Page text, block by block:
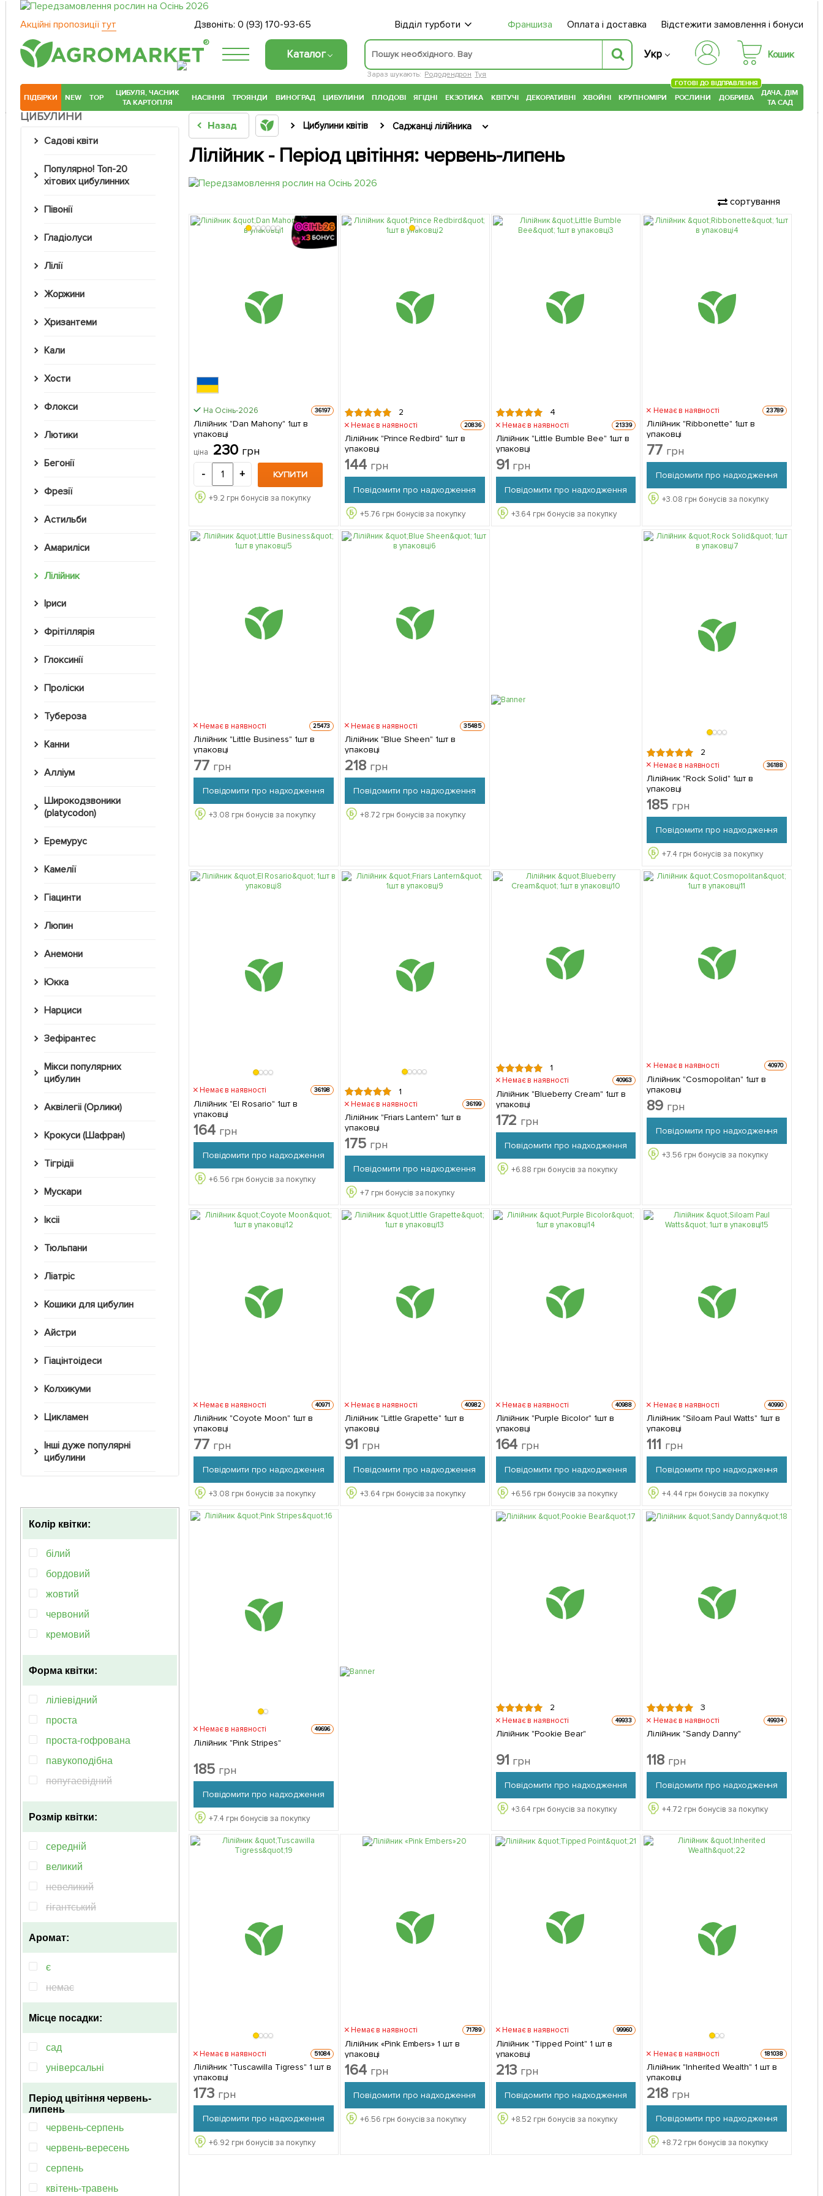
Акційні пропозиції тут Дзвоніть: 0 (93) 170-93-65 Відділ турботи Франшиза Оплата і доставка Відстежити замовлення і бонуси
®
Каталог
Зараз шукають: Рододендрон Туя
Укр Кошик
ПІДБІРКИ NEW TOP
ЦИБУЛЯ, ЧАСНИК
ТА КАРТОПЛЯ
НАСІННЯ ТРОЯНДИ ВИНОГРАД ЦИБУЛИНИ ПЛОДОВІ ЯГІДНІ ЕКЗОТИКА КВІТУЧІ ДЕКОРАТИВНІ ХВОЙНІ КРУПНОМІРИ РОСЛИНИ
ГОТОВІ ДО ВІДПРАВЛЕННЯ
ДОБРИВА
ДАЧА, ДІМ
ТА САД
ЦИБУЛИНИ
Садові квіти
Популярно! Топ-20
хітових цибулинних
Півонії
Гладіолуси
Лілії
Жоржини
Хризантеми
Кали
Хости
Флокси
Лютики
Бегонії
Фрезії
Астильби
Амариліси
Лілійник
Іриси
Фрітіллярія
Глоксинії
Проліски
Тубероза
Канни
Алліум
Широкодзвоники
(platycodon)
Еремурус
Камелії
Гіацинти
Люпин
Анемони
Юкка
Нарциси
Зефірантес
Мікси популярних
цибулин
Аквілегіі (Орлики)
Крокуси (Шафран)
Тігрідіі
Мускари
Іксіі
Тюльпани
Ліатріс
Кошики для цибулин
Айстри
Гіацінтоідеси
Колхикуми
Цикламен
Інші дуже популярні
цибулини
Колір квітки:
білий
бордовий
жовтий
червоний
кремовий
лососевий
рiзнобарвний
помаранчевий
фіолетовий
зелений
Форма квітки:
ліліевідний
проста
проста-гофрована
павукоподiбна
попугаевiдний
махрова
гофрована
трубчаста
махрова-гофрована
напівмахрова
Розмір квітки:
середній
великий
невеликий
гігантський
Аромат:
є
немає
Місце посадки:
сад
універсальні
Період цвітіння червень-
липень
червень-серпень
червень-вересень
серпень
квітень-травень
Назад Цибулини квітів Саджанці лілійника
Лілійник - Період цвітіння: червень-липень
сортування
На Осінь-2026 36197
Лілійник "Dan Mahony" 1шт в
упаковці
ціна 230 грн
- + КУПИТИ
+9.2 грн бонусів за покупку
2
Немає в наявності 20836
Лілійник "Prince Redbird" 1шт в
упаковці
144 грн
Повідомити про надходження
+5.76 грн бонусів за покупку
4
Немає в наявності 21339
Лілійник "Little Bumble Bee" 1шт в
упаковці
91 грн
Повідомити про надходження
+3.64 грн бонусів за покупку
Немає в наявності 23789
Лілійник "Ribbonette" 1шт в
упаковці
77 грн
Повідомити про надходження
+3.08 грн бонусів за покупку
Немає в наявності 25473
Лілійник "Little Business" 1шт в
упаковці
77 грн
Повідомити про надходження
+3.08 грн бонусів за покупку
Немає в наявності 35485
Лілійник "Blue Sheen" 1шт в
упаковці
218 грн
Повідомити про надходження
+8.72 грн бонусів за покупку
2
Немає в наявності 36188
Лілійник "Rock Solid" 1шт в
упаковці
185 грн
Повідомити про надходження
+7.4 грн бонусів за покупку
Немає в наявності 36198
Лілійник "El Rosario" 1шт в
упаковці
164 грн
Повідомити про надходження
+6.56 грн бонусів за покупку
1
Немає в наявності 36199
Лілійник "Friars Lantern" 1шт в
упаковці
175 грн
Повідомити про надходження
+7 грн бонусів за покупку
1
Немає в наявності 40963
Лілійник "Blueberry Cream" 1шт в
упаковці
172 грн
Повідомити про надходження
+6.88 грн бонусів за покупку
Немає в наявності 40970
Лілійник "Cosmopolitan" 1шт в
упаковці
89 грн
Повідомити про надходження
+3.56 грн бонусів за покупку
Немає в наявності 40971
Лілійник "Coyote Moon" 1шт в
упаковці
77 грн
Повідомити про надходження
+3.08 грн бонусів за покупку
Немає в наявності 40982
Лілійник "Little Grapette" 1шт в
упаковці
91 грн
Повідомити про надходження
+3.64 грн бонусів за покупку
Немає в наявності 40988
Лілійник "Purple Bicolor" 1шт в
упаковці
164 грн
Повідомити про надходження
+6.56 грн бонусів за покупку
Немає в наявності 40990
Лілійник "Siloam Paul Watts" 1шт в
упаковці
111 грн
Повідомити про надходження
+4.44 грн бонусів за покупку
Немає в наявності 49696
Лілійник "Pink Stripes"
185 грн
Повідомити про надходження
+7.4 грн бонусів за покупку
2
Немає в наявності 49933
Лілійник "Pookie Bear"
91 грн
Повідомити про надходження
+3.64 грн бонусів за покупку
3
Немає в наявності 49934
Лілійник "Sandy Danny"
118 грн
Повідомити про надходження
+4.72 грн бонусів за покупку
Немає в наявності 51084
Лілійник "Tuscawilla Tigress" 1 шт в
упаковці
173 грн
Повідомити про надходження
+6.92 грн бонусів за покупку
Немає в наявності 71789
Лілійник «Pink Embers» 1 шт в
упаковці
164 грн
Повідомити про надходження
+6.56 грн бонусів за покупку
Немає в наявності 99960
Лілійник "Tipped Point" 1 шт в
упаковці
213 грн
Повідомити про надходження
+8.52 грн бонусів за покупку
Немає в наявності 181038
Лілійник "Inherited Wealth" 1 шт в
упаковці
218 грн
Повідомити про надходження
+8.72 грн бонусів за покупку